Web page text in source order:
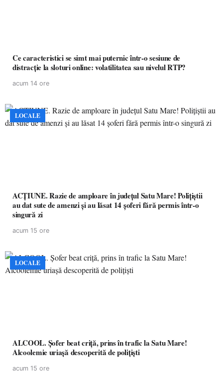
Ce caracteristici se simt mai puternic într-o sesiune de
distracție la sloturi online: volatilitatea sau nivelul RTP?
acum 14 ore
LOCALE
ACȚIUNE. Razie de amploare în județul Satu Mare! Polițiștii
au dat sute de amenzi și au lăsat 14 șoferi fără permis într-o
singură zi
acum 15 ore
LOCALE
ALCOOL. Șofer beat criță, prins în trafic la Satu Mare!
Alcoolemie uriașă descoperită de polițiști
acum 15 ore